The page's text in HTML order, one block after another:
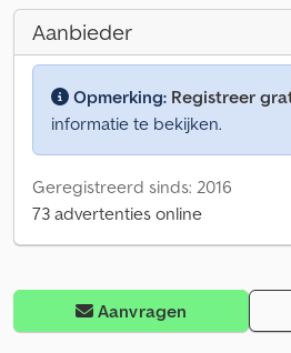
Aanbieder
Opmerking: Registreer
informatie te bekijken.
Geregistreerd sinds: 2016
73 advertenties online
Aanvragen